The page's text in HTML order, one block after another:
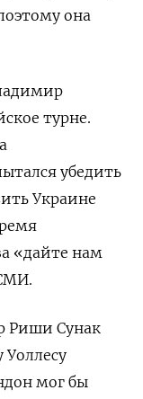
она
турне.
убедить
Украине
«дайте нам
Риши Сунак
мог бы